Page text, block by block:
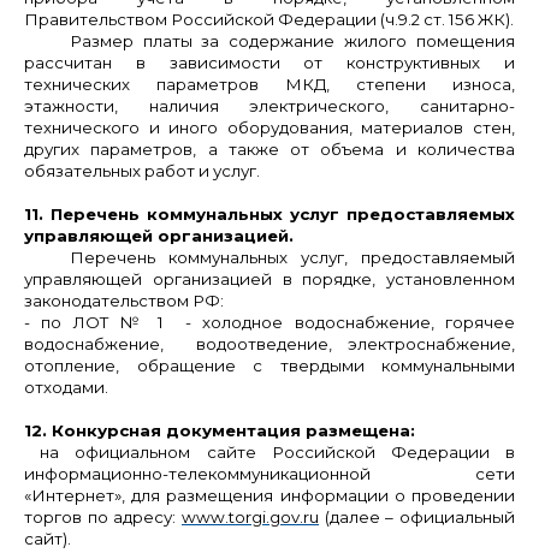
Правительством Российской Федерации (ч.9.2 ст. 156 ЖК).
Размер платы за содержание жилого помещения
рассчитан в зависимости от конструктивных и
технических параметров МКД, степени износа,
этажности, наличия электрического, санитарно-
технического и иного оборудования, материалов стен,
других параметров, а также от объема и количества
обязательных работ и услуг.
11. Перечень коммунальных услуг предоставляемых
управляющей организацией.
Перечень коммунальных услуг, предоставляемый
управляющей организацией в порядке, установленном
законодательством РФ:
- по ЛОТ № 1
- холодное водоснабжение, горячее
водоснабжение, водоотведение, электроснабжение,
отопление, обращение с твердыми коммунальными
отходами.
12. Конкурсная документация размещена:
на официальном сайте Российской Федерации в
информационно-телекоммуникационной сети
«Интернет», для размещения информации о проведении
торгов по адресу: www.torgi.gov.ru (далее – официальный
сайт).